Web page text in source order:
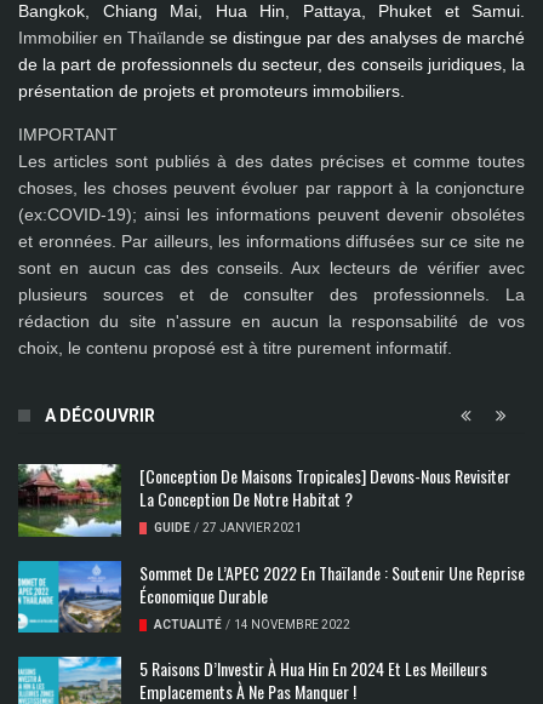
Bangkok, Chiang Mai, Hua Hin, Pattaya, Phuket et Samui
Immobilier en Thaïlande se distingue par des analyses de marché
de la part de professionnels du secteur, des conseils juridiques, la
présentation de projets et promoteurs immobiliers.
IMPORTANT
Les articles sont publiés à des dates précises et comme toutes
choses, les choses peuvent évoluer par rapport à la conjoncture
(ex:COVID-19); ainsi les informations peuvent devenir obsolétes
et eronnées. Par ailleurs, les informations diffusées sur ce site ne
sont en aucun cas des conseils. Aux lecteurs de vérifier avec
plusieurs sources et de consulter des professionnels. La
rédaction du site n'assure en aucun la responsabilité de vos
choix, le contenu proposé est à titre purement informatif.
A DÉCOUVRIR
[Conception De Maisons Tropicales] Devons-Nous Revisiter
La Conception De Notre Habitat ?
GUIDE / 27 JANVIER 2021
Sommet De L’APEC 2022 En Thaïlande : Soutenir Une Reprise
Économique Durable
ACTUALITÉ / 14 NOVEMBRE 2022
5 Raisons D’Investir À Hua Hin En 2024 Et Les Meilleurs
Emplacements À Ne Pas Manquer !